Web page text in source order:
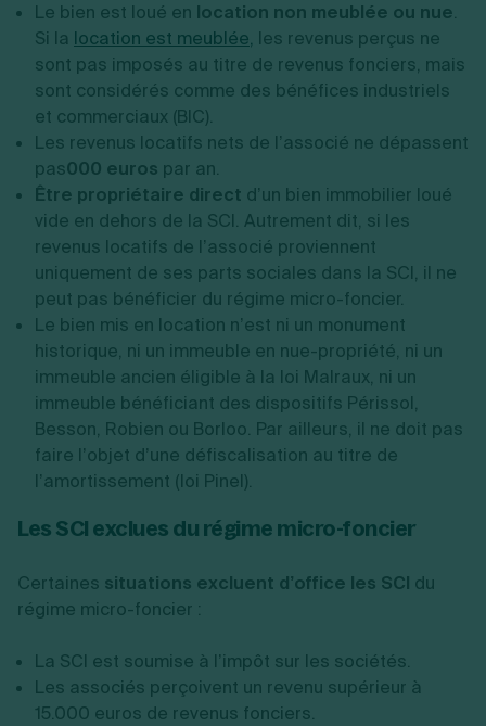
Le bien est loué en location non meublée ou nue.
Si la location est meublée, les revenus perçus ne
sont pas imposés au titre de revenus fonciers, mais
sont considérés comme des bénéfices industriels
et commerciaux (BIC).
Les revenus locatifs nets de l’associé ne dépassent
pas000 euros par an.
Être propriétaire direct d’un bien immobilier loué
vide en dehors de la SCI. Autrement dit, si les
revenus locatifs de l’associé proviennent
uniquement de ses parts sociales dans la SCI, il ne
peut pas bénéficier du régime micro-foncier.
Le bien mis en location n’est ni un monument
historique, ni un immeuble en nue-propriété, ni un
immeuble ancien éligible à la loi Malraux, ni un
immeuble bénéficiant des dispositifs Périssol,
Besson, Robien ou Borloo. Par ailleurs, il ne doit pas
faire l’objet d’une défiscalisation au titre de
l’amortissement (loi Pinel).
Les SCI exclues du régime micro-foncier
Certaines situations excluent d’office les SCI du
régime micro-foncier :
La SCI est soumise à l’impôt sur les sociétés.
Les associés perçoivent un revenu supérieur à
15.000 euros de revenus fonciers.